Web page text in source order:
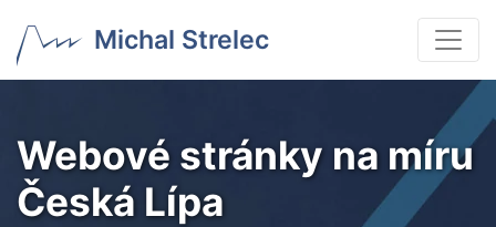
Michal Strelec
Webové stránky na míru
Česká Lípa